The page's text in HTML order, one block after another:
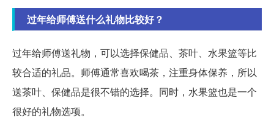
过年给师傅送什么礼物比较好？
过年给师傅送礼物，可以选择保健品、茶叶、水果篮等比
较合适的礼品。师傅通常喜欢喝茶，注重身体保养，所以
送茶叶、保健品是很不错的选择。同时，水果篮也是一个
很好的礼物选项。